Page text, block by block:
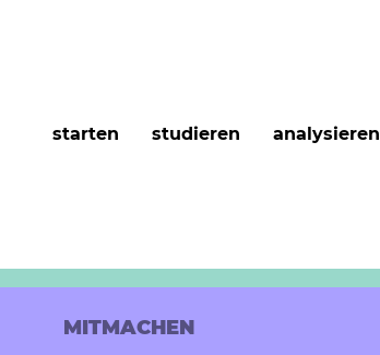
starten studieren analysieren
MITMACHEN